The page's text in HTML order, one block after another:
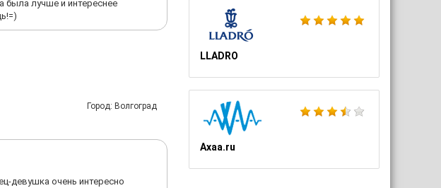
LLADRO
Axaa.ru
была лучше и интереснее
Город: Волгоград
девушка очень интересно